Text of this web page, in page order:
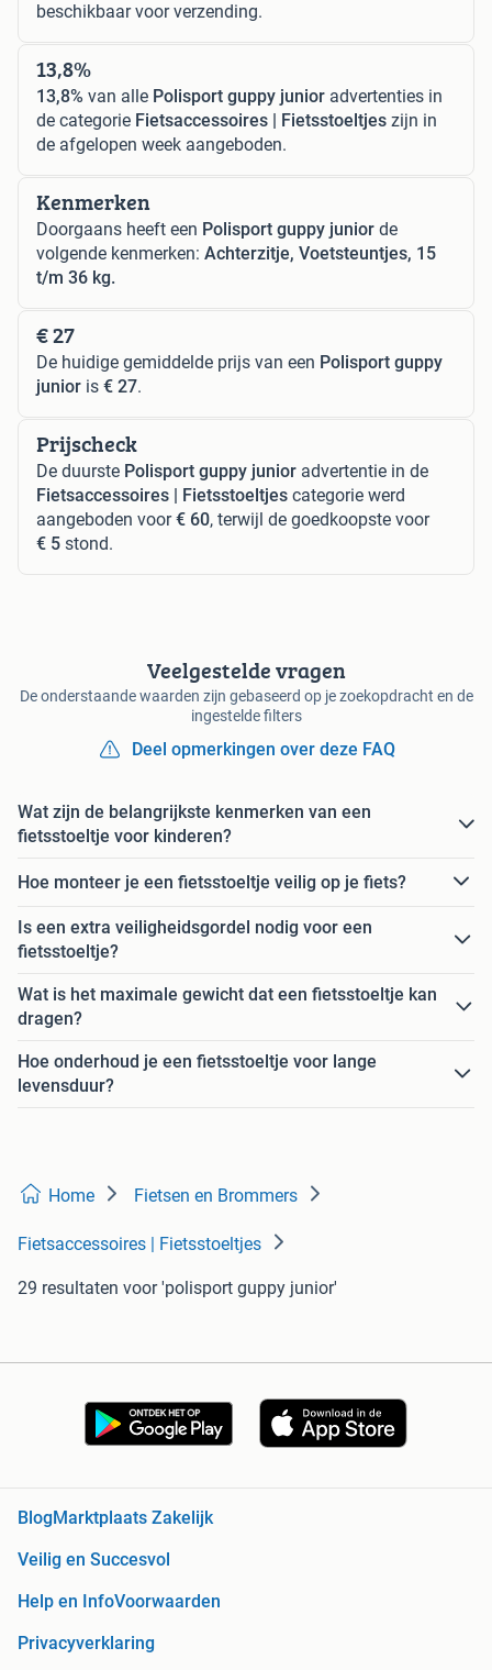
beschikbaar voor verzending.
13,8%
13,8% van alle Polisport guppy junior advertenties in
de categorie Fietsaccessoires | Fietsstoeltjes zijn in
de afgelopen week aangeboden.
Kenmerken
Doorgaans heeft een Polisport guppy junior de
volgende kenmerken: Achterzitje, Voetsteuntjes, 15
t/m 36 kg.
€ 27
De huidige gemiddelde prijs van een Polisport guppy
junior is € 27.
Prijscheck
De duurste Polisport guppy junior advertentie in de
Fietsaccessoires | Fietsstoeltjes categorie werd
aangeboden voor€ 60, terwijl de goedkoopste voor
€ 5 stond.
Veelgestelde vragen
De onderstaande waarden zijn gebaseerd op je zoekopdracht en de
ingestelde filters
Deel opmerkingen over deze FAQ
Wat zijn de belangrijkste kenmerken van een
fietsstoeltje voor kinderen?
Hoe monteer je een fietsstoeltje veilig op je fiets?
Is een extra veiligheidsgordel nodig voor een
fietsstoeltje?
Wat is het maximale gewicht dat een fietsstoeltje kan
dragen?
Hoe onderhoud je een fietsstoeltje voor lange
levensduur?
Home Fietsen en Brommers
Fietsaccessoires | Fietsstoeltjes
29 resultaten voor 'polisport guppy junior'
BlogMarktplaats Zakelijk
Veilig en Succesvol
Help en InfoVoorwaarden
Privacyverklaring